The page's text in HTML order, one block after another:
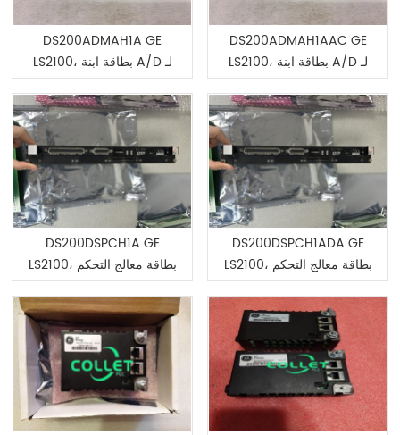
DS200ADMAH1A GE
LS2100، بطاقة ابنة A/D لـ
DS210DSPC
DS200ADMAH1AAC GE
LS2100، بطاقة ابنة A/D لـ
DS210DSPC
DS200DSPCH1A GE
LS2100، بطاقة معالج التحكم
DS200DSPCH1ADA GE
LS2100، بطاقة معالج التحكم